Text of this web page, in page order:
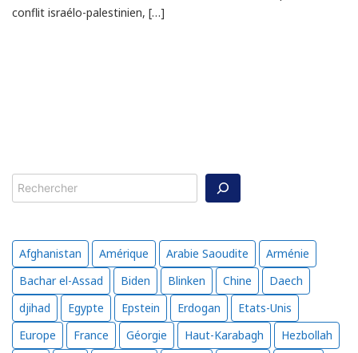
conflit israélo-palestinien, […]
Rechercher
Afghanistan Amérique Arabie Saoudite
Arménie
Bachar el-Assad
Biden Blinken Chine
Daech
djihad
Egypte Epstein Erdogan
Etats-Unis
Europe
France Géorgie Haut-Karabagh
Hezbollah